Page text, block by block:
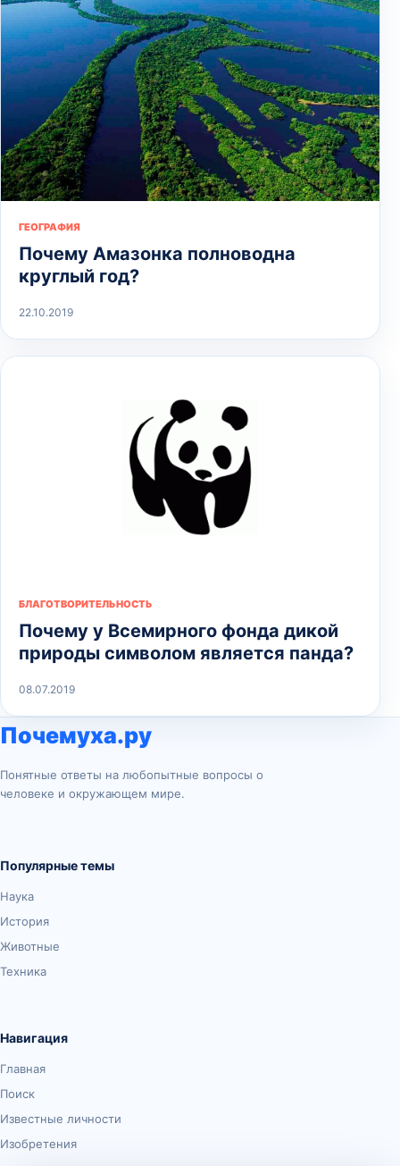
ГЕОГРАФИЯ
Почему Амазонка полноводна
круглый год?
22.10.2019
БЛАГОТВОРИТЕЛЬНОСТЬ
Почему у Всемирного фонда дикой
природы символом является панда?
08.07.2019
Почемуха.ру
Понятные ответы на любопытные вопросы о
человеке и окружающем мире.
Популярные темы
Наука
История
Животные
Техника
Навигация
Главная
Поиск
Известные личности
Изобретения